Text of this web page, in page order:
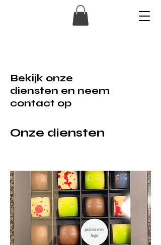
Bekijk onze
diensten en neem
contact op
Onze diensten